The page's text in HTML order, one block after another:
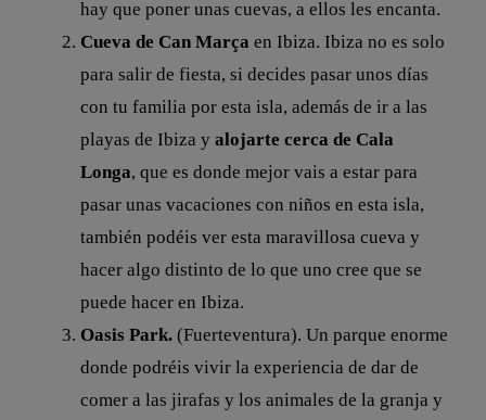
hay que poner unas cuevas, a ellos les encanta.
Cueva de Can Marça en Ibiza. Ibiza no es solo
para salir de fiesta, si decides pasar unos días
con tu familia por esta isla, además de ir a las
playas de Ibiza y alojarte cerca de Cala
Longa, que es donde mejor vais a estar para
pasar unas vacaciones con niños en esta isla,
también podéis ver esta maravillosa cueva y
hacer algo distinto de lo que uno cree que se
puede hacer en Ibiza.
Oasis Park. (Fuerteventura). Un parque enorme
donde podréis vivir la experiencia de dar de
comer a las jirafas y los animales de la granja y